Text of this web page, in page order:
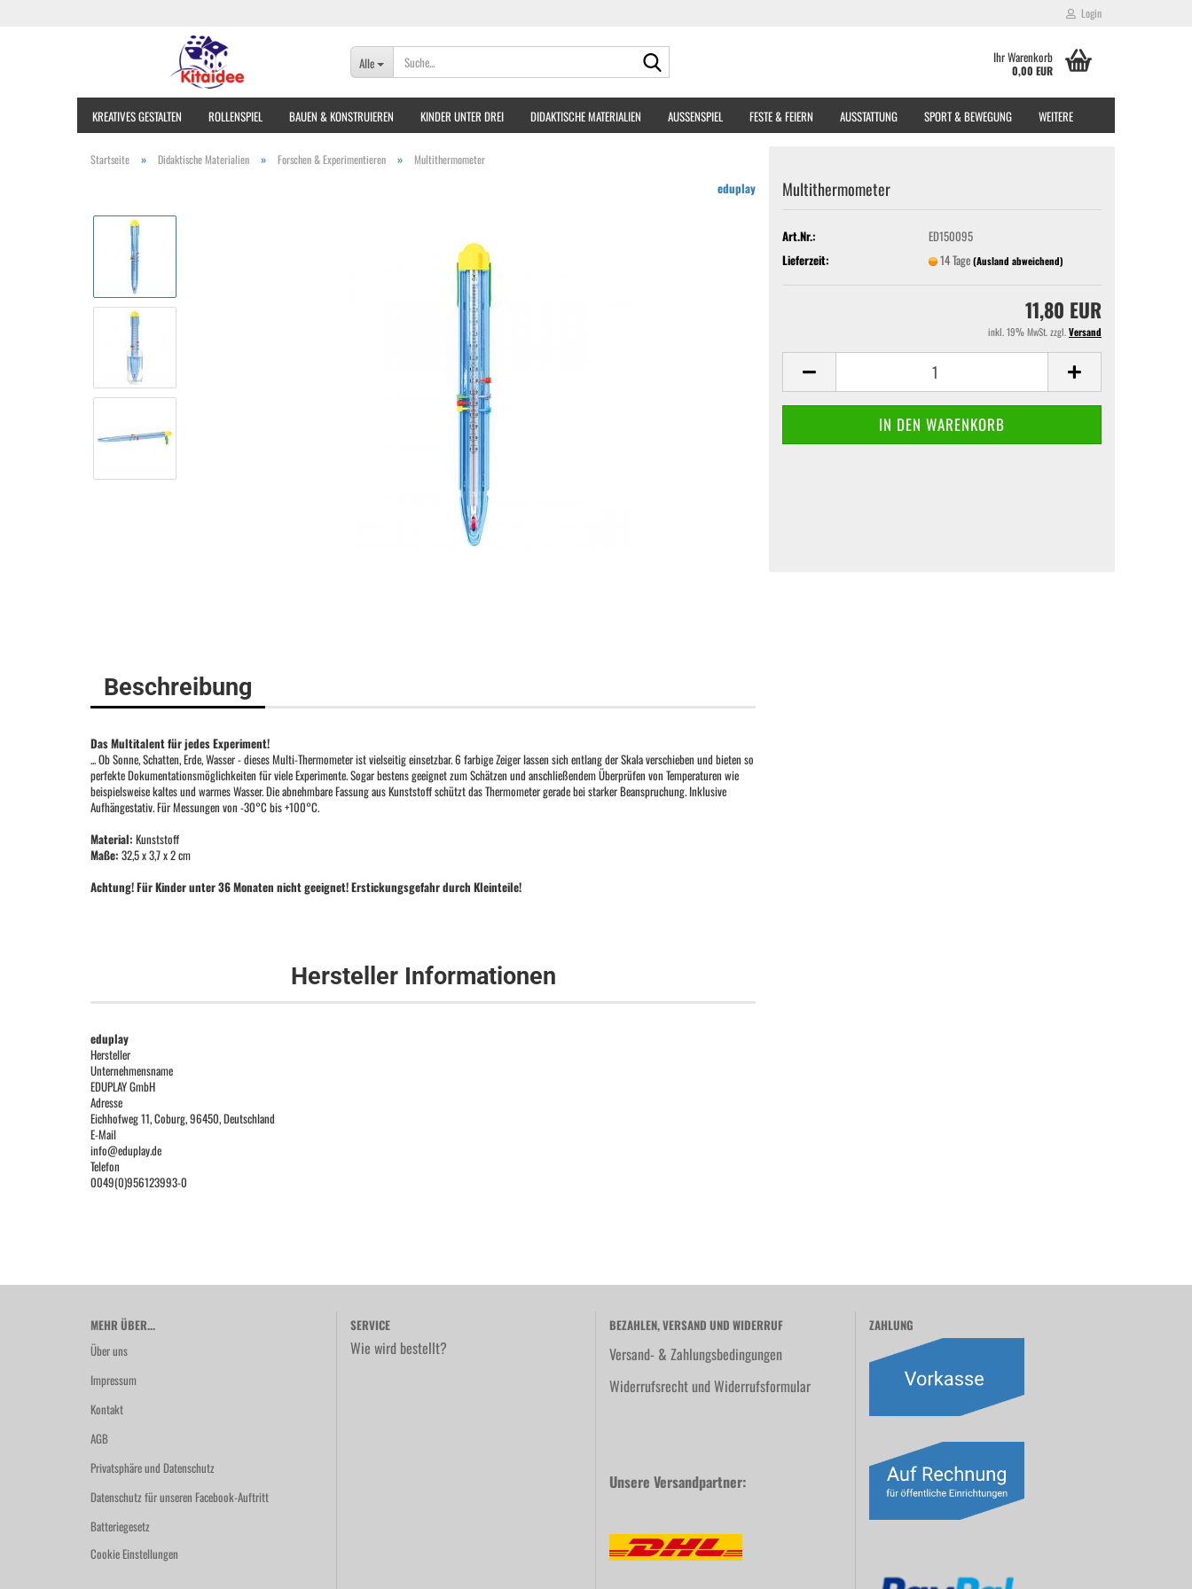
Login
Alle Ihr Warenkorb
0,00 EUR
KREATIVES GESTALTEN ROLLENSPIEL BAUEN & KONSTRUIEREN KINDER UNTER DREI DIDAKTISCHE MATERIALIEN AUSSENSPIEL FESTE & FEIERN AUSSTATTUNG SPORT & BEWEGUNG WEITERE
Startseite » Didaktische Materialien » Forschen & Experimentieren » Multithermometer
eduplay Multithermometer
Art.Nr.:
ED150095
Lieferzeit:
14 Tage(Ausland abweichend)
11,80 EUR
inkl. 19% MwSt. zzgl.Versand
Beschreibung
Das Multitalent für jedes Experiment!
... Ob Sonne, Schatten, Erde, Wasser - dieses Multi-Thermometer ist vielseitig einsetzbar. 6 farbige Zeiger lassen sich entlang der Skala verschieben und bieten so
perfekte Dokumentationsmöglichkeiten für viele Experimente. Sogar bestens geeignet zum Schätzen und anschließendem Überprüfen von Temperaturen wie
beispielsweise kaltes und warmes Wasser. Die abnehmbare Fassung aus Kunststoff schützt das Thermometer gerade bei starker Beanspruchung. Inklusive
Aufhängestativ. Für Messungen von -30°C bis +100°C.
Material: Kunststoff
Maße: 32,5 x 3,7 x 2 cm
Achtung! Für Kinder unter 36 Monaten nicht geeignet! Erstickungsgefahr durch Kleinteile!
Hersteller Informationen
eduplay
Hersteller
Unternehmensname
EDUPLAY GmbH
Adresse
Eichhofweg 11, Coburg, 96450, Deutschland
E-Mail
info@eduplay.de
Telefon
0049(0)956123993-0
MEHR ÜBER...
Über uns
Impressum
Kontakt
AGB
Privatsphäre und Datenschutz
Datenschutz für unseren Facebook-Auftritt
Batteriegesetz
Cookie Einstellungen
SERVICE
Wie wird bestellt?
BEZAHLEN, VERSAND UND WIDERRUF
Versand- & Zahlungsbedingungen
Widerrufsrecht und Widerrufsformular
Unsere Versandpartner:
ZAHLUNG